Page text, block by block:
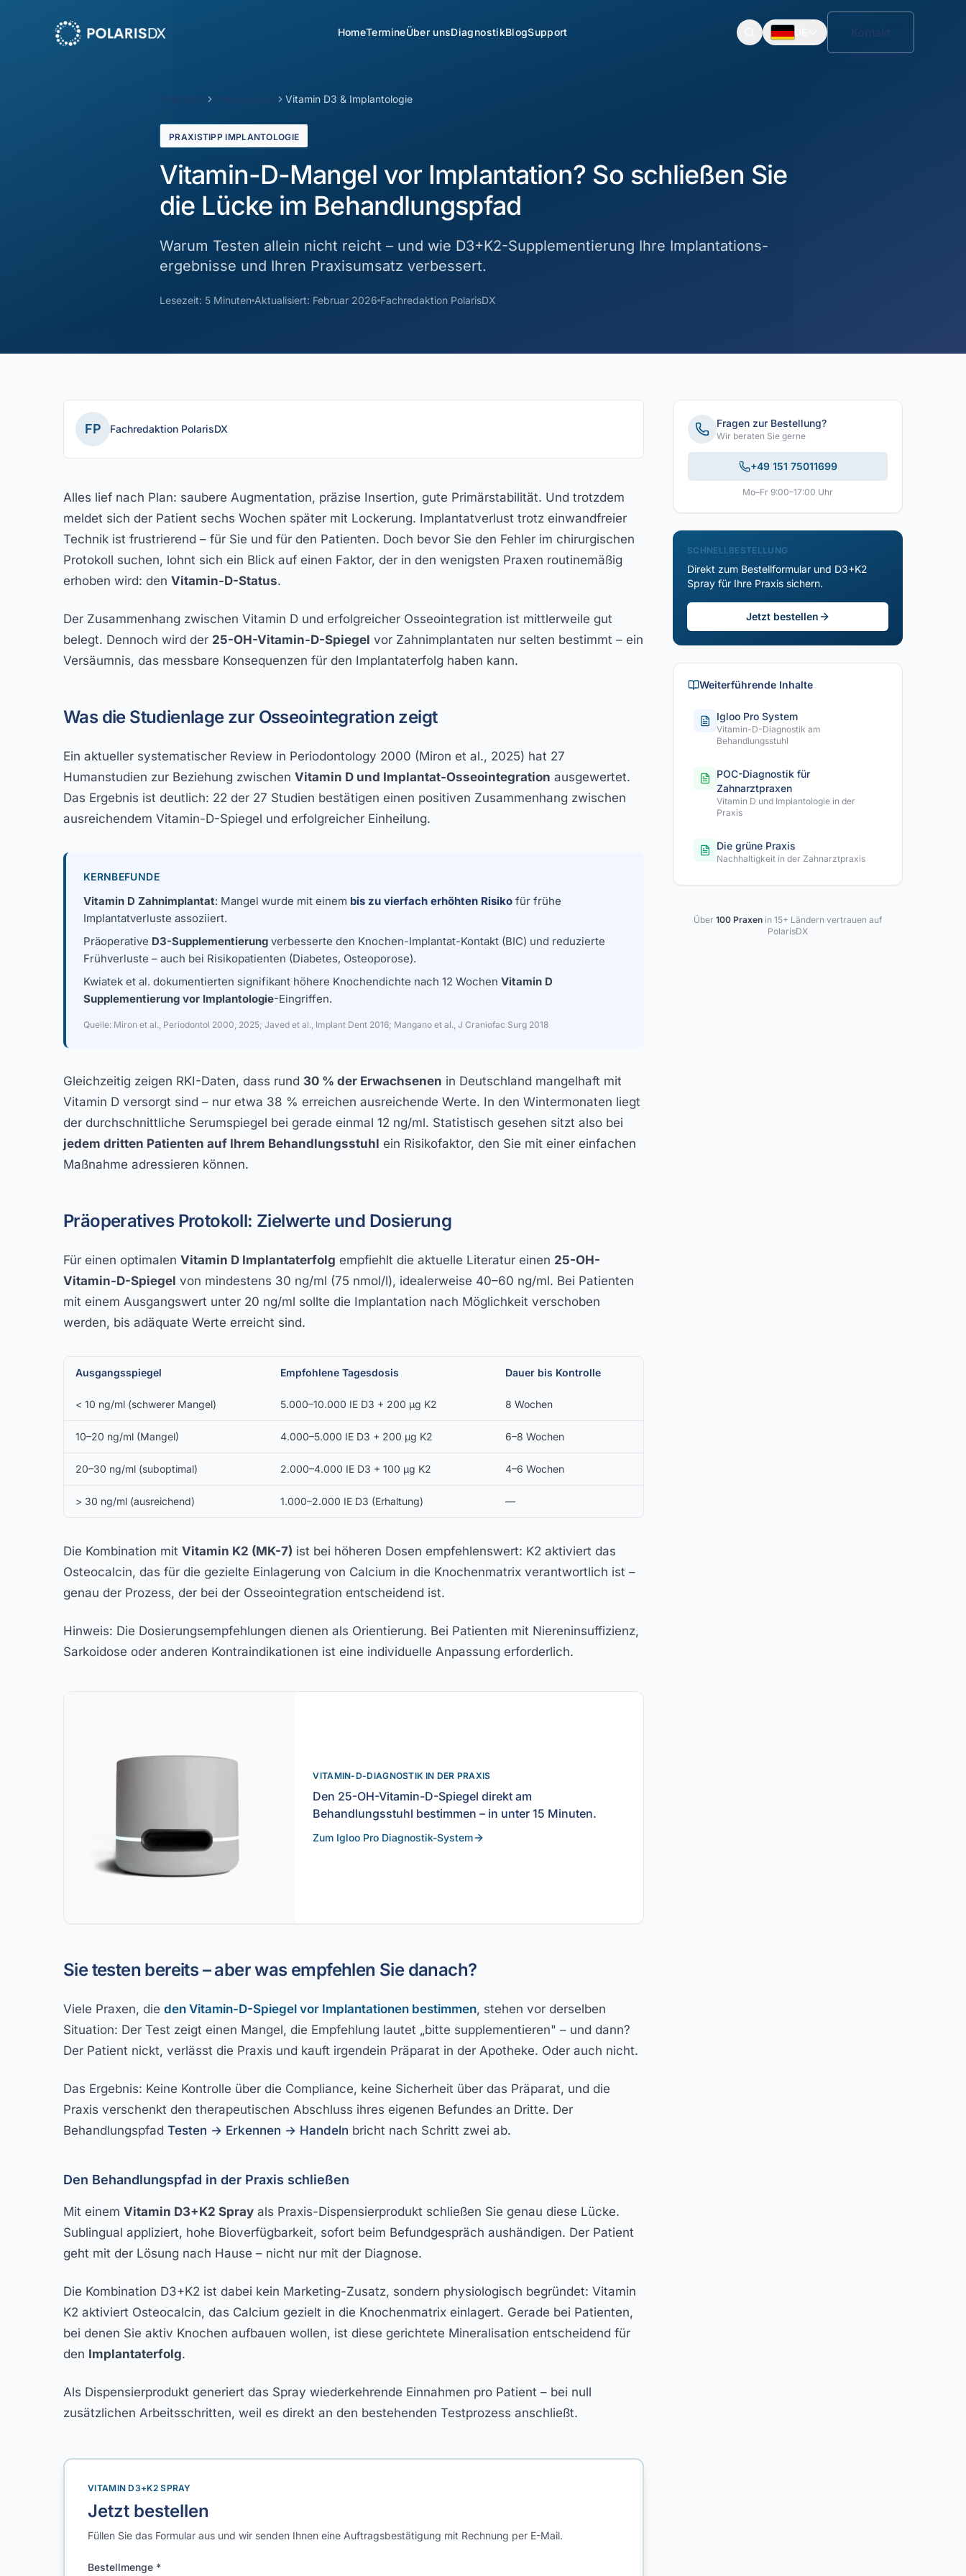
PolarisDX
HomeTermineÜber unsDiagnostikBlogSupport DE Kontakt
Vitamin D3 & Implantologie
PRAXISTIPP IMPLANTOLOGIE
Vitamin-D-Mangel vor Implantation? So schließen Sie
die Lücke im Behandlungs­pfad
Warum Testen allein nicht reicht – und wie D3+K2-Supplementierung Ihre Implantations­
ergebnisse und Ihren Praxisumsatz verbessert.
Lesezeit: 5 Minuten Aktualisiert: Februar 2026 Fachredaktion PolarisDX
FP Fachredaktion PolarisDX
Alles lief nach Plan: saubere Augmentation, präzise Insertion, gute Primärstabilität. Und trotzdem
meldet sich der Patient sechs Wochen später mit Lockerung. Implantatverlust trotz einwandfreier
Technik ist frustrierend – für Sie und für den Patienten. Doch bevor Sie den Fehler im chirurgischen
Protokoll suchen, lohnt sich ein Blick auf einen Faktor, der in den wenigsten Praxen routinemäßig
erhoben wird: den Vitamin-D-Status.
Der Zusammenhang zwischen Vitamin D und erfolgreicher Osseointegration ist mittlerweile gut
belegt. Dennoch wird der 25-OH-Vitamin-D-Spiegel vor Zahnimplantaten nur selten bestimmt – ein
Versäumnis, das messbare Konsequenzen für den Implantaterfolg haben kann.
Was die Studienlage zur Osseointegration zeigt
Ein aktueller systematischer Review in Periodontology 2000 (Miron et al., 2025) hat 27
Humanstudien zur Beziehung zwischen Vitamin D und Implantat-Osseointegration ausgewertet.
Das Ergebnis ist deutlich: 22 der 27 Studien bestätigen einen positiven Zusammenhang zwischen
ausreichendem Vitamin-D-Spiegel und erfolgreicher Einheilung.
KERNBEFUNDE
Vitamin D Zahnimplantat: Mangel wurde mit einem bis zu vierfach erhöhten Risiko für frühe
Implantatverluste assoziiert.
Präoperative D3-Supplementierung verbesserte den Knochen-Implantat-Kontakt (BIC) und reduzierte
Frühverluste – auch bei Risikopatienten (Diabetes, Osteoporose).
Kwiatek et al. dokumentierten signifikant höhere Knochendichte nach 12 Wochen Vitamin D
Supplementierung vor Implantologie-Eingriffen.
Quelle: Miron et al., Periodontol 2000, 2025; Javed et al., Implant Dent 2016; Mangano et al., J Craniofac Surg 2018
Gleichzeitig zeigen RKI-Daten, dass rund 30 % der Erwachsenen in Deutschland mangelhaft mit
Vitamin D versorgt sind – nur etwa 38 % erreichen ausreichende Werte. In den Wintermonaten liegt
der durchschnittliche Serumspiegel bei gerade einmal 12 ng/ml. Statistisch gesehen sitzt also bei
jedem dritten Patienten auf Ihrem Behandlungsstuhl ein Risikofaktor, den Sie mit einer einfachen
Maßnahme adressieren können.
Präoperatives Protokoll: Zielwerte und Dosierung
Für einen optimalen Vitamin D Implantaterfolg empfiehlt die aktuelle Literatur einen 25-OH-
Vitamin-D-Spiegel von mindestens 30 ng/ml (75 nmol/l), idealerweise 40–60 ng/ml. Bei Patienten
mit einem Ausgangswert unter 20 ng/ml sollte die Implantation nach Möglichkeit verschoben
werden, bis adäquate Werte erreicht sind.
Ausgangsspiegel Empfohlene Tagesdosis Dauer bis Kontrolle
< 10 ng/ml (schwerer Mangel) 5.000–10.000 IE D3 + 200 µg K2 8 Wochen
10–20 ng/ml (Mangel) 4.000–5.000 IE D3 + 200 µg K2 6–8 Wochen
20–30 ng/ml (suboptimal) 2.000–4.000 IE D3 + 100 µg K2 4–6 Wochen
> 30 ng/ml (ausreichend) 1.000–2.000 IE D3 (Erhaltung) —
Die Kombination mit Vitamin K2 (MK-7) ist bei höheren Dosen empfehlenswert: K2 aktiviert das
Osteocalcin, das für die gezielte Einlagerung von Calcium in die Knochenmatrix verantwortlich ist –
genau der Prozess, der bei der Osseointegration entscheidend ist.
Hinweis: Die Dosierungsempfehlungen dienen als Orientierung. Bei Patienten mit Niereninsuffizienz,
Sarkoidose oder anderen Kontraindikationen ist eine individuelle Anpassung erforderlich.
VITAMIN-D-DIAGNOSTIK IN DER PRAXIS
Den 25-OH-Vitamin-D-Spiegel direkt am
Behandlungsstuhl bestimmen – in unter 15 Minuten.
Zum Igloo Pro Diagnostik-System
Sie testen bereits – aber was empfehlen Sie danach?
Viele Praxen, die den Vitamin-D-Spiegel vor Implantationen bestimmen, stehen vor derselben
Situation: Der Test zeigt einen Mangel, die Empfehlung lautet „bitte supplementieren" – und dann?
Der Patient nickt, verlässt die Praxis und kauft irgendein Präparat in der Apotheke. Oder auch nicht.
Das Ergebnis: Keine Kontrolle über die Compliance, keine Sicherheit über das Präparat, und die
Praxis verschenkt den therapeutischen Abschluss ihres eigenen Befundes an Dritte. Der
Behandlungspfad Testen → Erkennen → Handeln bricht nach Schritt zwei ab.
Den Behandlungspfad in der Praxis schließen
Mit einem Vitamin D3+K2 Spray als Praxis-Dispensierprodukt schließen Sie genau diese Lücke.
Sublingual appliziert, hohe Bioverfügbarkeit, sofort beim Befundgespräch aushändigen. Der Patient
geht mit der Lösung nach Hause – nicht nur mit der Diagnose.
Die Kombination D3+K2 ist dabei kein Marketing-Zusatz, sondern physiologisch begründet: Vitamin
K2 aktiviert Osteocalcin, das Calcium gezielt in die Knochenmatrix einlagert. Gerade bei Patienten,
bei denen Sie aktiv Knochen aufbauen wollen, ist diese gerichtete Mineralisation entscheidend für
den Implantaterfolg.
Als Dispensierprodukt generiert das Spray wiederkehrende Einnahmen pro Patient – bei null
zusätzlichen Arbeitsschritten, weil es direkt an den bestehenden Testprozess anschließt.
VITAMIN D3+K2 SPRAY
Jetzt bestellen
Füllen Sie das Formular aus und wir senden Ihnen eine Auftragsbestätigung mit Rechnung per E-Mail.
Bestellmenge *
Fragen zur Bestellung?
Wir beraten Sie gerne
+49 151 75011699
Mo–Fr 9:00–17:00 Uhr
SCHNELLBESTELLUNG
Direkt zum Bestellformular und D3+K2
Spray für Ihre Praxis sichern.
Jetzt bestellen
Weiterführende Inhalte
Igloo Pro System
Vitamin-D-Diagnostik am
Behandlungsstuhl
POC-Diagnostik für
Zahnarztpraxen
Vitamin D und Implantologie in der
Praxis
Die grüne Praxis
Nachhaltigkeit in der Zahnarztpraxis
Über 100 Praxen in 15+ Ländern vertrauen auf
PolarisDX